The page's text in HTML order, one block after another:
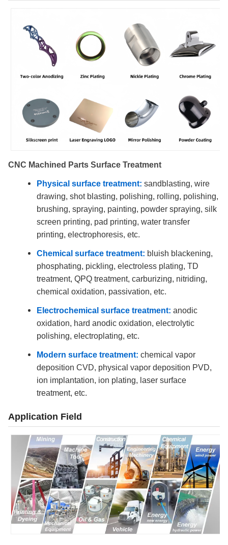
CNC Machined Parts Surface Treatment
Physical surface treatment: sandblasting, wire
drawing, shot blasting, polishing, rolling, polishing,
brushing, spraying, painting, powder spraying, silk
screen printing, pad printing, water transfer
printing, electrophoresis, etc.
Chemical surface treatment: bluish blackening,
phosphating, pickling, electroless plating, TD
treatment, QPQ treatment, carburizing, nitriding,
chemical oxidation, passivation, etc.
Electrochemical surface treatment: anodic
oxidation, hard anodic oxidation, electrolytic
polishing, electroplating, etc.
Modern surface treatment: chemical vapor
deposition CVD, physical vapor deposition PVD,
ion implantation, ion plating, laser surface
treatment, etc.
Application Field